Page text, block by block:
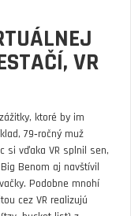
VR
ktoré by im
79‑ročný muž
si vďaka VR splnil sen,
Benom aj navštívil
Podobne mnohí
cez VR realizujú